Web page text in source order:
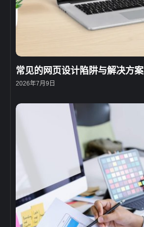
常见的网页设计陷阱与解决方案
2026年7月9日